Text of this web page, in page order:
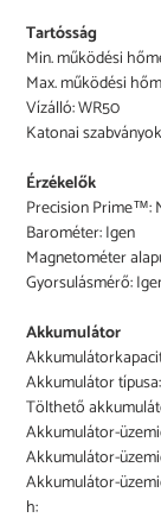
Tartósság
Min. működési
Max. működési
Vízálló: WR50
Katonai
Érzékelők
Precision Prime™:
Barométer: Igen
Magnetométer
Gyorsulásmérő:
Akkumulátor
Akkumulátor
Tölthető
Akkumulátor-
Akkumulátor-
Akkumulátor-
h: